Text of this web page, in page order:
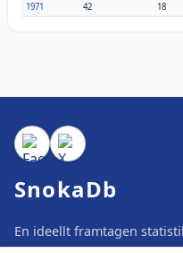
1971
42 18
SnokaDb
En ideellt framtagen